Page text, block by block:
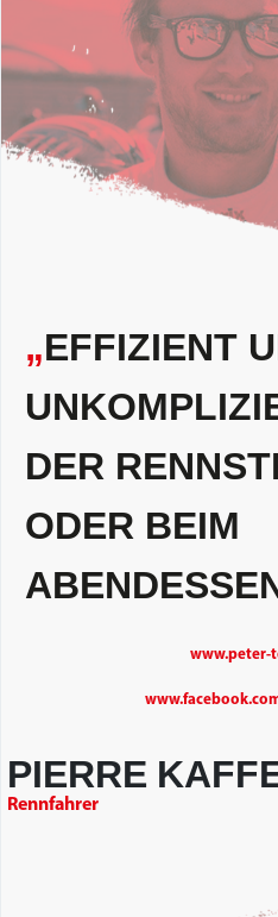
„EFFIZIENT
DER
ODER BEIM
www.peter-
PIERRE
Rennfahrer